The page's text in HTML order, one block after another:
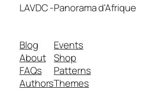
LAVDC -Panorama d'Afrique
Blog
About
FAQs
Authors
Events
Shop
Patterns
Themes